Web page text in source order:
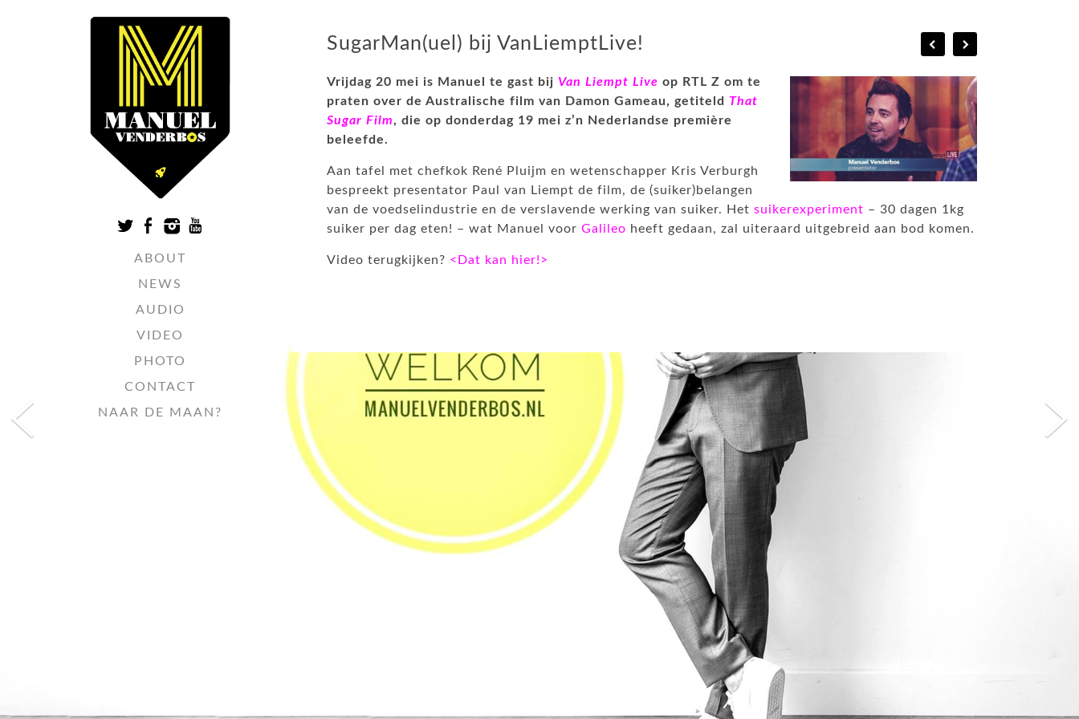
ABOUT
NEWS
AUDIO
VIDEO
PHOTO
CONTACT
NAAR DE MAAN?
SugarMan(uel) bij VanLiemptLive!
Vrijdag 20 mei is Manuel te gast bij Van Liempt Live op RTL Z om te
praten over de Australische film van Damon Gameau, getiteld That
Sugar Film, die op donderdag 19 mei z’n Nederlandse première
beleefde.
Aan tafel met chefkok René Pluijm en wetenschapper Kris Verburgh
bespreekt presentator Paul van Liempt de film, de (suiker)belangen
van de voedselindustrie en de verslavende werking van suiker. Het suikerexperiment – 30 dagen 1kg
suiker per dag eten! – wat Manuel voor Galileo heeft gedaan, zal uiteraard uitgebreid aan bod komen.
Video terugkijken? <Dat kan hier!>